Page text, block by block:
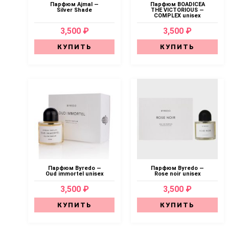
Парфюм Ajmal —
Silver Shade
3,500 ₽
КУПИТЬ
Парфюм BOADICEA
THE VICTORIOUS —
COMPLEX unisex
3,500 ₽
КУПИТЬ
Парфюм Byredo —
Oud immortel unisex
3,500 ₽
КУПИТЬ
Парфюм Byredo —
Rose noir unisex
3,500 ₽
КУПИТЬ